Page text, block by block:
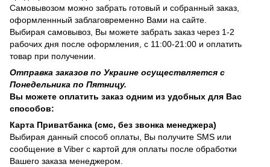
Самовывозом можно забрать готовый и собранный заказ,
оформленнный заблаговременно Вами на сайте.
Выбирая самовывоз, Вы можете забрать заказ через 1-2
рабочих дня после оформления, с 11:00-21:00 и оплатить
товар при получении.
Отправка заказов по Украине осуществляется с
Понедельника по Пятницу.
Вы можете оплатить заказ одним из удобных для Вас
способов:
Карта Приватбанка (смс, без звонка менеджера)
Выбирая данный способ оплаты, Вы получите SMS или
сообщение в Viber с картой для оплаты после обработки
Вашего заказа менеджером.